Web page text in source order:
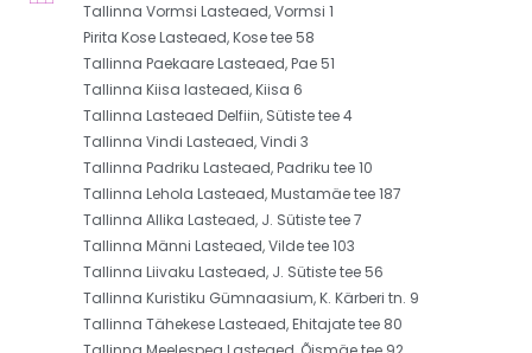
Tallinna Vormsi Lasteaed, Vormsi 1
Pirita Kose Lasteaed, Kose tee 58
Tallinna Paekaare Lasteaed, Pae 51
Tallinna Kiisa lasteaed, Kiisa 6
Tallinna Lasteaed Delfiin, Sütiste tee 4
Tallinna Vindi Lasteaed, Vindi 3
Tallinna Padriku Lasteaed, Padriku tee 10
Tallinna Lehola Lasteaed, Mustamäe tee 187
Tallinna Allika Lasteaed, J. Sütiste tee 7
Tallinna Männi Lasteaed, Vilde tee 103
Tallinna Liivaku Lasteaed, J. Sütiste tee 56
Tallinna Kuristiku Gümnaasium, K. Kärberi tn. 9
Tallinna Tähekese Lasteaed, Ehitajate tee 80